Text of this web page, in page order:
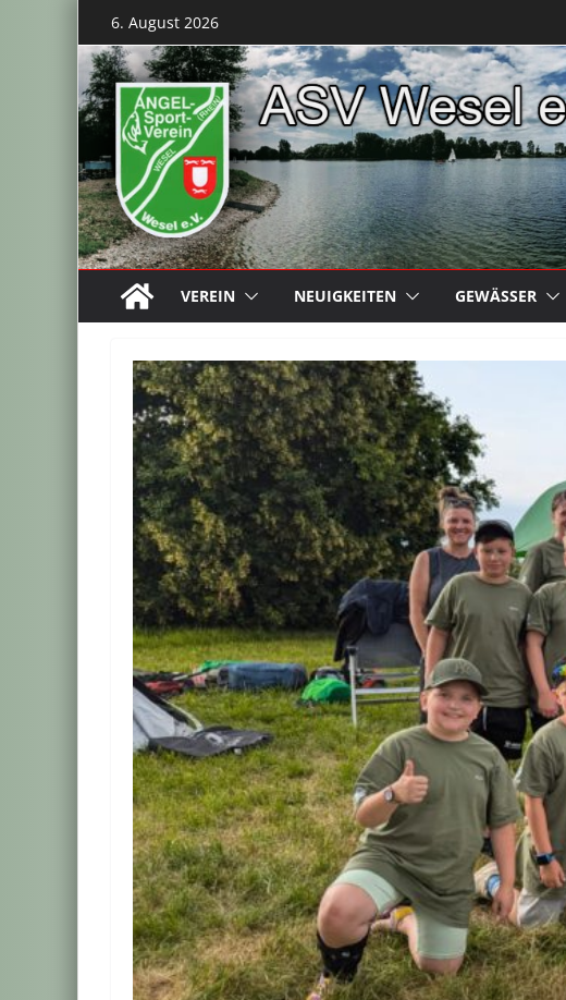
Inhalt
springen
6. August 2026
VEREIN NEUIGKEITEN GEWÄSSER